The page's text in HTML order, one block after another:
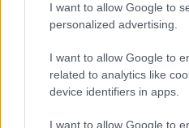
I want to allow Google to
personalized advertising.
I want to allow Google to
related to analytics like
device identifiers in apps.
I want to allow Google to